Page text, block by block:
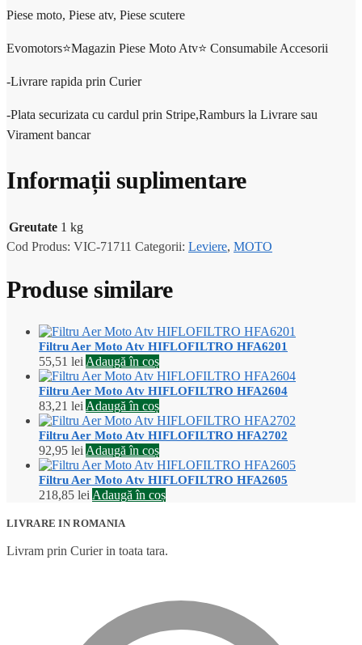
Piese moto, Piese atv, Piese scutere
Evomotors⭐️Magazin Piese Moto Atv⭐️ Consumabile Accesorii
-Livrare rapida prin Curier
-Plata securizata cu cardul prin Stripe,Ramburs la Livrare sau
Virament bancar
Informații suplimentare
Greutate 1 kg
Cod Produs: VIC-71711 Categorii: Leviere, MOTO
Produse similare
Filtru Aer Moto Atv HIFLOFILTRO HFA6201
55,51 lei Adaugă în coș
Filtru Aer Moto Atv HIFLOFILTRO HFA2604
83,21 lei Adaugă în coș
Filtru Aer Moto Atv HIFLOFILTRO HFA2702
92,95 lei Adaugă în coș
Filtru Aer Moto Atv HIFLOFILTRO HFA2605
218,85 lei Adaugă în coș
LIVRARE IN ROMANIA
Livram prin Curier in toata tara.